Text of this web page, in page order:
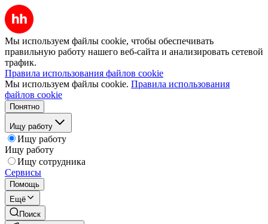
Мы используем файлы cookie, чтобы обеспечивать
правильную работу нашего веб-сайта и анализировать сетевой
трафик.
Правила использования файлов cookie
Мы используем файлы cookie. Правила использования
файлов cookie
Понятно
Ищу работу
Ищу работу
Ищу работу
Ищу сотрудника
Сервисы
Помощь
Ещё
Поиск